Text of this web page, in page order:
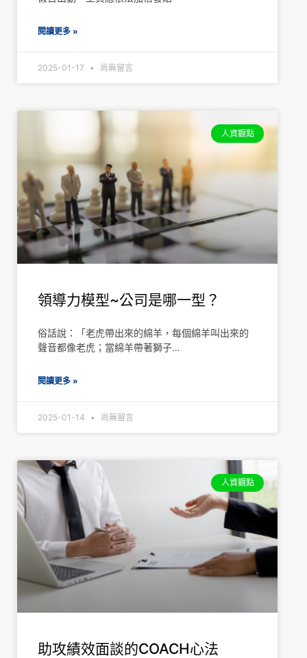
閱讀更多 »
2025-01-17 尚無留言
人資觀點
領導力模型~公司是哪一型？
俗話說：「老虎帶出來的綿羊，每個綿羊叫出來的
聲音都像老虎；當綿羊帶著獅子…
閱讀更多 »
2025-01-14 尚無留言
人資觀點
助攻績效面談的COACH心法